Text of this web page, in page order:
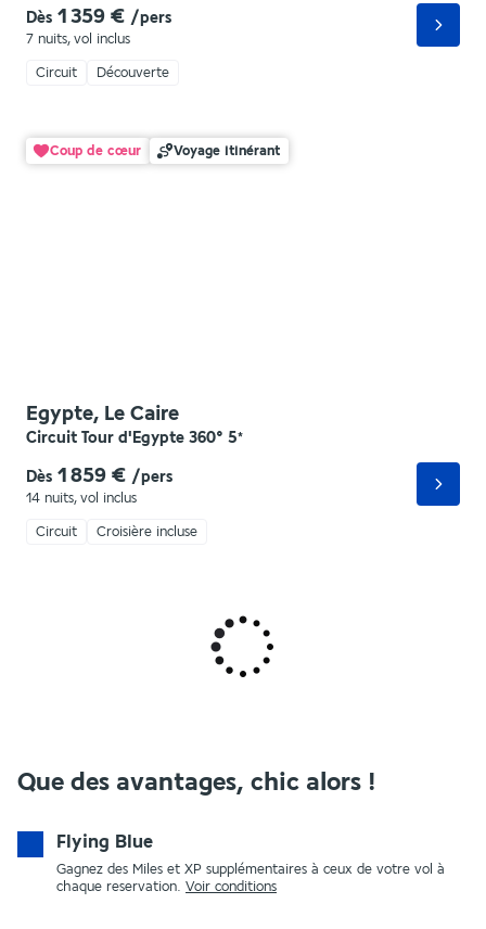
Dès 1 359 € /pers
7 nuits, vol inclus
Circuit Découverte
Coup de cœur Voyage itinérant
Egypte, Le Caire
Circuit Tour d'Egypte 360° 5*
Dès 1 859 € /pers
14 nuits, vol inclus
Circuit Croisière incluse
Que des avantages, chic alors !
Flying Blue
Gagnez des Miles et XP supplémentaires à ceux de votre vol à
chaque reservation. Voir conditions